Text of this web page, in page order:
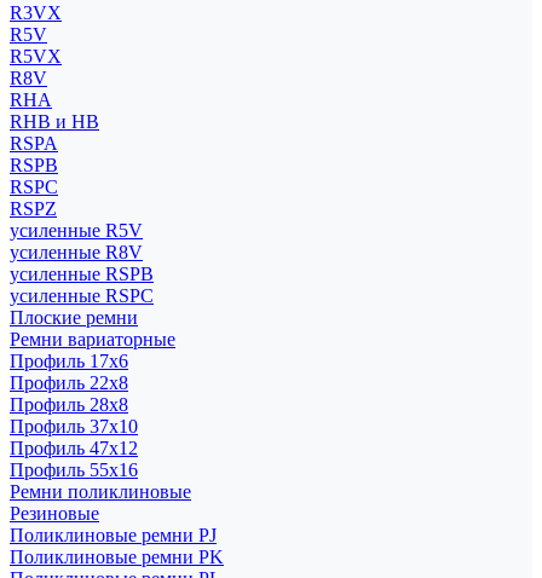
R3VX
R5V
R5VX
R8V
RHA
RHB и HB
RSPA
RSPB
RSPC
RSPZ
усиленные R5V
усиленные R8V
усиленные RSPB
усиленные RSPC
Плоские ремни
Ремни вариаторные
Профиль 17x6
Профиль 22x8
Профиль 28x8
Профиль 37x10
Профиль 47x12
Профиль 55x16
Ремни поликлиновые
Резиновые
Поликлиновые ремни PJ
Поликлиновые ремни PK